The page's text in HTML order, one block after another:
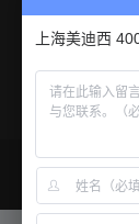
安全性评价
上海美迪西